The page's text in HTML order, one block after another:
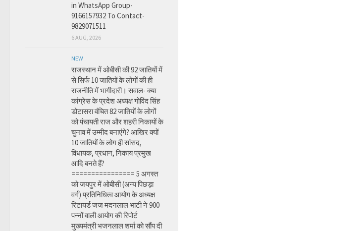
in WhatsApp Group-
9166157932 To Contact-
9829071511
6 AUG, 2026
NEW
राजस्थान में ओबीसी की 92 जातियों में
से सिर्फ 10 जातियों के लोगों की ही
राजनीति में भागीदारी। सवाल- क्या
कांग्रेस के प्रदेश अध्यक्ष गोविंद सिंह
डोटासरा वंचित 82 जातियों के लोगों
को पंचायती राज और शहरी निकायों के
चुनाव में उम्मीद बनाएंगे? आखिर क्यों
10 जातियों के लोग ही सांसद,
विधायक, प्रधान, निकाय प्रमुख
आदि बनते हैं?
================ 5 अगस्त
को जयपुर में ओबीसी (अन्य पिछड़ा
वर्ग) प्रतिनिधित्व आयोग के अध्यक्ष
रिटायर्ड जज मदनलाल भाटी ने 900
पन्नों वाली आयोग की रिपोर्ट
मुख्यमंत्री भजनलाल शर्मा को सौंप दी